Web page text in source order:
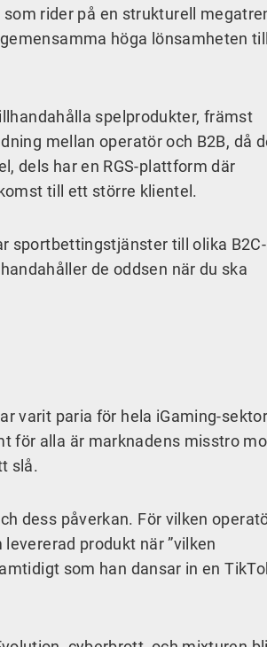
rider på en strukturell
höga lönsamheten till
spelprodukter, främst
mellan operatör och B2B, då
dels har en RGS-plattform där
till ett större klientel.
sportbettingstjänster till olika B2C-
de oddsen när du ska
varit paria för hela iGaming-
för alla är marknadens misstro
slå.
dess påverkan. För vilken
produkt när ”vilken
som han dansar in en